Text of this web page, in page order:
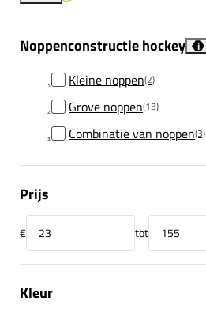
Noppenconstructie hockey i
Kleine noppen(2)
Grove noppen(13)
Combinatie van noppen(3)
Prijs
Minimumprijs
€ tot
Maximumprijs
Kleur